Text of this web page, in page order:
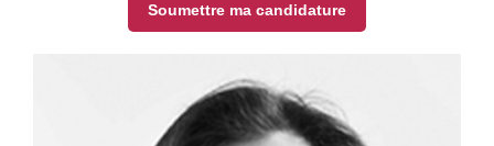
Soumettre ma candidature